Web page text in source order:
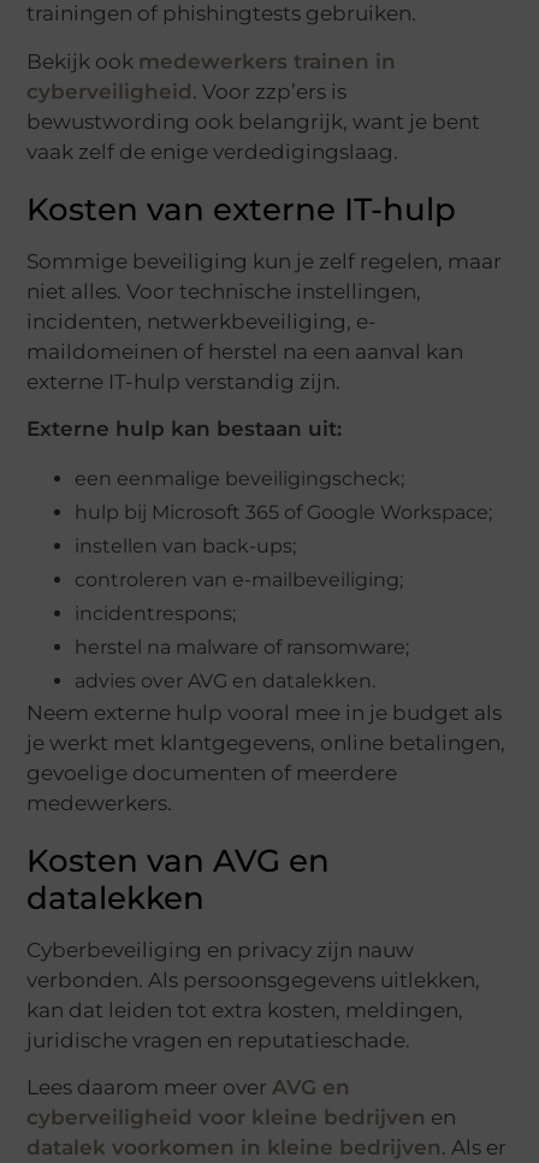
trainingen of phishingtests gebruiken.
Bekijk ook medewerkers trainen in
cyberveiligheid. Voor zzp’ers is
bewustwording ook belangrijk, want je bent
vaak zelf de enige verdedigingslaag.
Kosten van externe IT-hulp
Sommige beveiliging kun je zelf regelen, maar
niet alles. Voor technische instellingen,
incidenten, netwerkbeveiliging, e-
maildomeinen of herstel na een aanval kan
externe IT-hulp verstandig zijn.
Externe hulp kan bestaan uit:
een eenmalige beveiligingscheck;
hulp bij Microsoft 365 of Google Workspace;
instellen van back-ups;
controleren van e-mailbeveiliging;
incidentrespons;
herstel na malware of ransomware;
advies over AVG en datalekken.
Neem externe hulp vooral mee in je budget als
je werkt met klantgegevens, online betalingen,
gevoelige documenten of meerdere
medewerkers.
Kosten van AVG en
datalekken
Cyberbeveiliging en privacy zijn nauw
verbonden. Als persoonsgegevens uitlekken,
kan dat leiden tot extra kosten, meldingen,
juridische vragen en reputatieschade.
Lees daarom meer over AVG en
cyberveiligheid voor kleine bedrijven en
datalek voorkomen in kleine bedrijven. Als er